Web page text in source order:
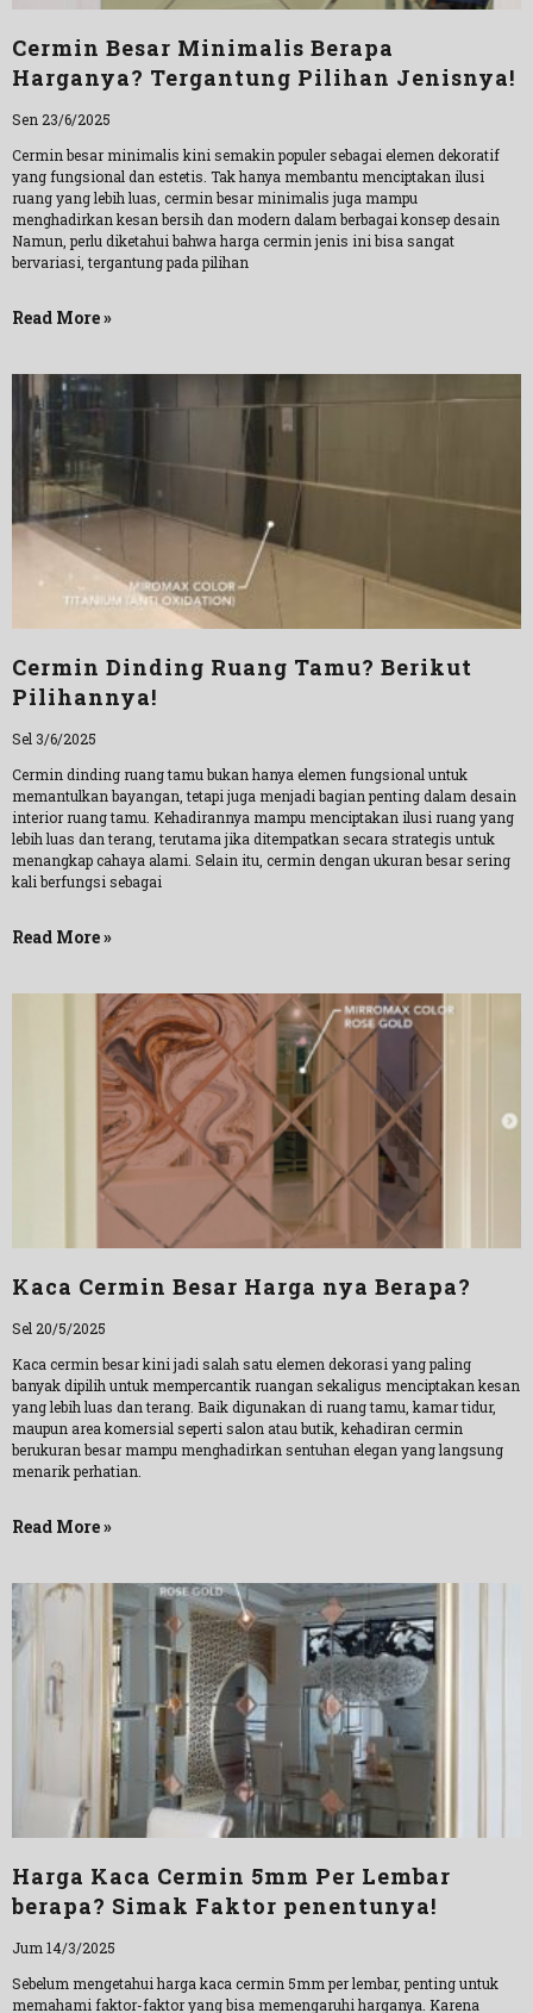
Cermin Besar Minimalis Berapa
Harganya? Tergantung Pilihan Jenisnya!
Sen 23/6/2025
Cermin besar minimalis kini semakin populer sebagai elemen dekoratif
yang fungsional dan estetis. Tak hanya membantu menciptakan ilusi
ruang yang lebih luas, cermin besar minimalis juga mampu
menghadirkan kesan bersih dan modern dalam berbagai konsep desain
Namun, perlu diketahui bahwa harga cermin jenis ini bisa sangat
bervariasi, tergantung pada pilihan
Read More »
Cermin Dinding Ruang Tamu? Berikut
Pilihannya!
Sel 3/6/2025
Cermin dinding ruang tamu bukan hanya elemen fungsional untuk
memantulkan bayangan, tetapi juga menjadi bagian penting dalam desain
interior ruang tamu. Kehadirannya mampu menciptakan ilusi ruang yang
lebih luas dan terang, terutama jika ditempatkan secara strategis untuk
menangkap cahaya alami. Selain itu, cermin dengan ukuran besar sering
kali berfungsi sebagai
Read More »
Kaca Cermin Besar Harga nya Berapa?
Sel 20/5/2025
Kaca cermin besar kini jadi salah satu elemen dekorasi yang paling
banyak dipilih untuk mempercantik ruangan sekaligus menciptakan kesan
yang lebih luas dan terang. Baik digunakan di ruang tamu, kamar tidur,
maupun area komersial seperti salon atau butik, kehadiran cermin
berukuran besar mampu menghadirkan sentuhan elegan yang langsung
menarik perhatian.
Read More »
Harga Kaca Cermin 5mm Per Lembar
berapa? Simak Faktor penentunya!
Jum 14/3/2025
Sebelum mengetahui harga kaca cermin 5mm per lembar, penting untuk
memahami faktor-faktor yang bisa memengaruhi harganya. Karena